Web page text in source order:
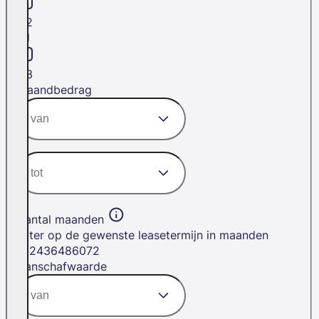
H2
H3
Maandbedrag
Aantal maanden
Filter op de gewenste leasetermijn in maanden
2436486072
Aanschafwaarde